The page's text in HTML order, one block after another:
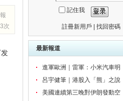
次
記住我
註冊新用戶 找回密碼
最新報道
進軍歐洲｜雷軍：小米汽車明
年進
呂宇健筆｜港股入「熊」之說
站
美國連續第三晚對伊朗發動空